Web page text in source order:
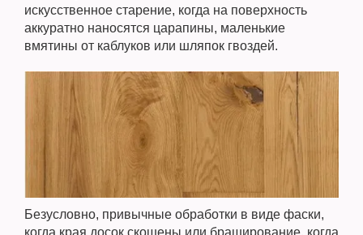
искусственное старение, когда на поверхность
аккуратно наносятся царапины, маленькие
вмятины от каблуков или шляпок гвоздей.
Безусловно, привычные обработки в виде фаски,
когда края досок скошены или браширование, когда